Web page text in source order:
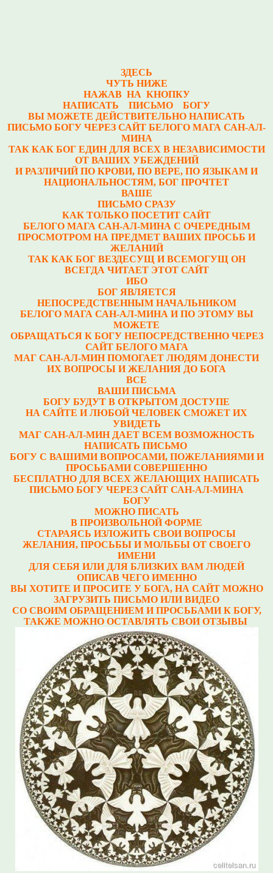
ЗДЕСЬ
ЧУТЬ НИЖЕ
НАЖАВ НА КНОПКУ
НАПИСАТЬ ПИСЬМО БОГУ
ВЫ МОЖЕТЕ ДЕЙСТВИТЕЛЬНО НАПИСАТЬ
ПИСЬМО БОГУ ЧЕРЕЗ САЙТ БЕЛОГО МАГА САН-АЛ-
МИНА
ТАК КАК БОГ ЕДИН ДЛЯ ВСЕХ В НЕЗАВИСИМОСТИ
ОТ ВАШИХ УБЕЖДЕНИЙ
И РАЗЛИЧИЙ ПО КРОВИ, ПО ВЕРЕ, ПО ЯЗЫКАМ И
НАЦИОНАЛЬНОСТЯМ, БОГ ПРОЧТЕТ
ВАШЕ
ПИСЬМО СРАЗУ
КАК ТОЛЬКО ПОСЕТИТ САЙТ
БЕЛОГО МАГА САН-АЛ-МИНА С ОЧЕРЕДНЫМ
ПРОСМОТРОМ НА ПРЕДМЕТ ВАШИХ ПРОСЬБ И
ЖЕЛАНИЙ
ТАК КАК БОГ ВЕЗДЕСУЩ И ВСЕМОГУЩ ОН
ВСЕГДА ЧИТАЕТ ЭТОТ САЙТ
ИБО
БОГ ЯВЛЯЕТСЯ
НЕПОСРЕДСТВЕННЫМ НАЧАЛЬНИКОМ
БЕЛОГО МАГА САН-АЛ-МИНА И ПО ЭТОМУ ВЫ
МОЖЕТЕ
ОБРАЩАТЬСЯ К БОГУ НЕПОСРЕДСТВЕННО ЧЕРЕЗ
САЙТ БЕЛОГО МАГА
МАГ САН-АЛ-МИН ПОМОГАЕТ ЛЮДЯМ ДОНЕСТИ
ИХ ВОПРОСЫ И ЖЕЛАНИЯ ДО БОГА
ВСЕ
ВАШИ ПИСЬМА
БОГУ БУДУТ В ОТКРЫТОМ ДОСТУПЕ
НА САЙТЕ И ЛЮБОЙ ЧЕЛОВЕК СМОЖЕТ ИХ
УВИДЕТЬ
МАГ САН-АЛ-МИН ДАЕТ ВСЕМ ВОЗМОЖНОСТЬ
НАПИСАТЬ ПИСЬМО
БОГУ С ВАШИМИ ВОПРОСАМИ, ПОЖЕЛАНИЯМИ И
ПРОСЬБАМИ СОВЕРШЕННО
БЕСПЛАТНО ДЛЯ ВСЕХ ЖЕЛАЮЩИХ НАПИСАТЬ
ПИСЬМО БОГУ ЧЕРЕЗ САЙТ САН-АЛ-МИНА
БОГУ
МОЖНО ПИСАТЬ
В ПРОИЗВОЛЬНОЙ ФОРМЕ
СТАРАЯСЬ ИЗЛОЖИТЬ СВОИ ВОПРОСЫ
ЖЕЛАНИЯ, ПРОСЬБЫ И МОЛЬБЫ ОТ СВОЕГО
ИМЕНИ
ДЛЯ СЕБЯ ИЛИ ДЛЯ БЛИЗКИХ ВАМ ЛЮДЕЙ
ОПИСАВ ЧЕГО ИМЕННО
ВЫ ХОТИТЕ И ПРОСИТЕ У БОГА, НА САЙТ МОЖНО
ЗАГРУЗИТЬ ПИСЬМО ИЛИ ВИДЕО
СО СВОИМ ОБРАЩЕНИЕМ И ПРОСЬБАМИ К БОГУ,
ТАКЖЕ МОЖНО ОСТАВЛЯТЬ СВОИ ОТЗЫВЫ